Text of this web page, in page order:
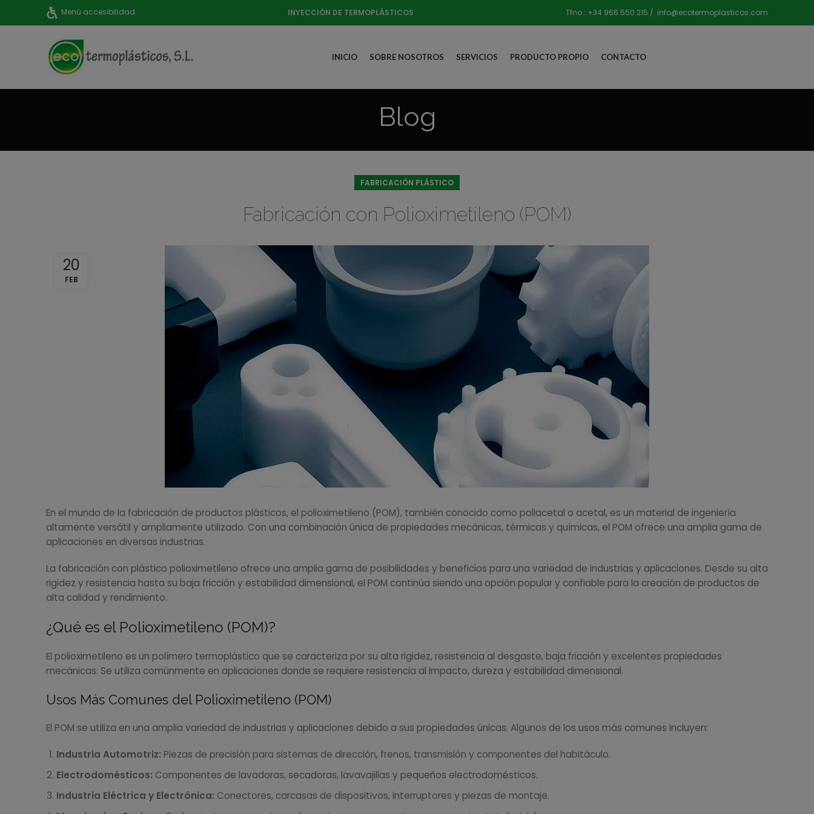
Menú accesibilidad INYECCIÓN DE TERMOPLÁSTICOS Tfno.: +34 966 550 215 / info@ecotermoplasticos.com
INICIO SOBRE NOSOTROS SERVICIOS PRODUCTO PROPIO CONTACTO
Blog
FABRICACIÓN PLÁSTICO
Fabricación con Polioximetileno (POM)
20
FEB
En el mundo de la fabricación de productos plásticos, el polioximetileno (POM), también conocido como poliacetal o acetal, es un material de ingeniería
altamente versátil y ampliamente utilizado. Con una combinación única de propiedades mecánicas, térmicas y químicas, el POM ofrece una amplia gama de
aplicaciones en diversas industrias.
La fabricación con plástico polioximetileno ofrece una amplia gama de posibilidades y beneficios para una variedad de industrias y aplicaciones. Desde su alta
rigidez y resistencia hasta su baja fricción y estabilidad dimensional, el POM continúa siendo una opción popular y confiable para la creación de productos de
alta calidad y rendimiento.
¿Qué es el Polioximetileno (POM)?
El polioximetileno es un polímero termoplástico que se caracteriza por su alta rigidez, resistencia al desgaste, baja fricción y excelentes propiedades
mecánicas. Se utiliza comúnmente en aplicaciones donde se requiere resistencia al impacto, dureza y estabilidad dimensional.
Usos Más Comunes del Polioximetileno (POM)
El POM se utiliza en una amplia variedad de industrias y aplicaciones debido a sus propiedades únicas. Algunos de los usos más comunes incluyen:
Industria Automotriz: Piezas de precisión para sistemas de dirección, frenos, transmisión y componentes del habitáculo.
Electrodomésticos: Componentes de lavadoras, secadoras, lavavajillas y pequeños electrodomésticos.
Industria Eléctrica y Electrónica: Conectores, carcasas de dispositivos, interruptores y piezas de montaje.